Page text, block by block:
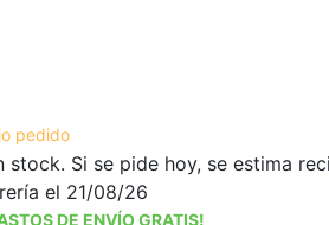
pedido
stock. Si se pide hoy, se estima
el 21/08/26
DE ENVÍO GRATIS!